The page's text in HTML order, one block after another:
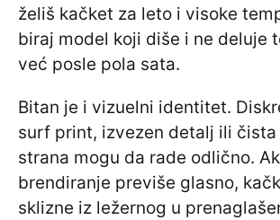
želiš kačket za leto i visoke
biraj model koji diše i ne deluje
već posle pola sata.
Bitan je i vizuelni identitet.
surf print, izvezen detalj ili čista
strana mogu da rade odlično.
brendiranje previše glasno,
sklizne iz ležernog u